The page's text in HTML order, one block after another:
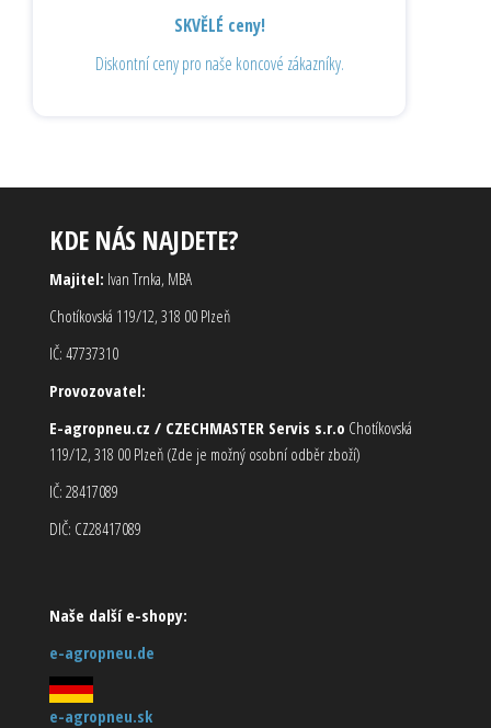
SKVĚLÉ ceny!
Diskontní ceny pro naše koncové zákazníky.
KDE NÁS NAJDETE?
Majitel: Ivan Trnka, MBA
Chotíkovská 119/12, 318 00 Plzeň
IČ: 47737310
Provozovatel:
E-agropneu.cz / CZECHMASTER Servis s.r.o Chotíkovská
119/12, 318 00 Plzeň (Zde je možný osobní odběr zboží)
IČ: 28417089
DIČ: CZ28417089
Naše další e-shopy:
e-agropneu.de
e-agropneu.sk